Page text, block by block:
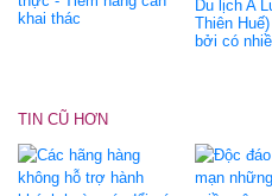
khai thác
Du lịch A
Thiên
bởi có
TIN CŨ HƠN